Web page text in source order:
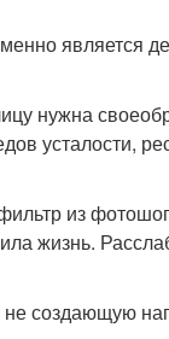
является
нужна
усталости,
из
жизнь.
не создающую